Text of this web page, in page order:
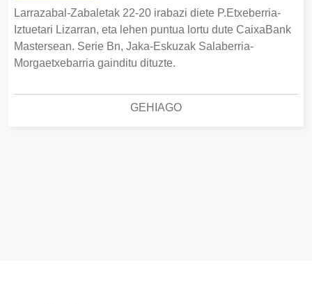
Larrazabal-Zabaletak 22-20 irabazi diete P.Etxeberria-
Iztuetari Lizarran, eta lehen puntua lortu dute CaixaBank
Mastersean. Serie Bn, Jaka-Eskuzak Salaberria-
Morgaetxebarria gainditu dituzte.
GEHIAGO